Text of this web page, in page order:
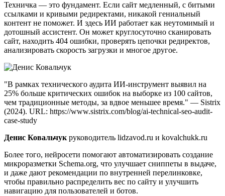
Техничка — это фундамент. Если сайт медленный, с битыми
ссылками и кривыми редиректами, никакой гениальный
контент не поможет. И здесь ИИ работает как неутомимый и
дотошный ассистент. Он может круглосуточно сканировать
сайт, находить 404 ошибки, проверять цепочки редиректов,
анализировать скорость загрузки и многое другое.
"В рамках технического аудита ИИ-инструмент выявил на
25% больше критических ошибок на выборке из 100 сайтов,
чем традиционные методы, за вдвое меньшее время." — Sistrix
(2024). URL: https://www.sistrix.com/blog/ai-technical-seo-audit-
case-study
Денис Ковальчук руководитель lidzavod.ru и kovalchukk.ru
Более того, нейросети помогают автоматизировать создание
микроразметки Schema.org, что улучшает сниппеты в выдаче,
и даже дают рекомендации по внутренней перелинковке,
чтобы правильно распределить вес по сайту и улучшить
навигацию для пользователей и ботов.